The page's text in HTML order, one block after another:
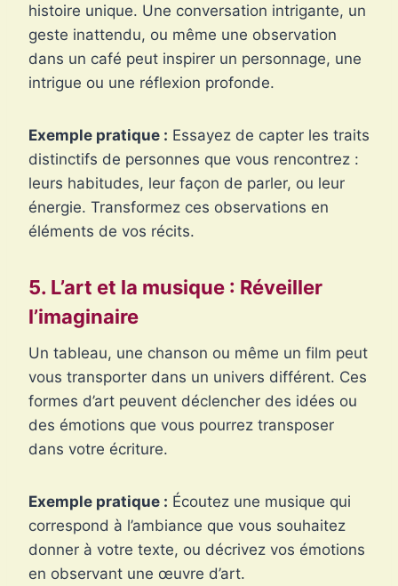
histoire unique. Une conversation intrigante, un
geste inattendu, ou même une observation
dans un café peut inspirer un personnage, une
intrigue ou une réflexion profonde.
Exemple pratique : Essayez de capter les traits
distinctifs de personnes que vous rencontrez :
leurs habitudes, leur façon de parler, ou leur
énergie. Transformez ces observations en
éléments de vos récits.
5. L’art et la musique : Réveiller
l’imaginaire
Un tableau, une chanson ou même un film peut
vous transporter dans un univers différent. Ces
formes d’art peuvent déclencher des idées ou
des émotions que vous pourrez transposer
dans votre écriture.
Exemple pratique : Écoutez une musique qui
correspond à l’ambiance que vous souhaitez
donner à votre texte, ou décrivez vos émotions
en observant une œuvre d’art.